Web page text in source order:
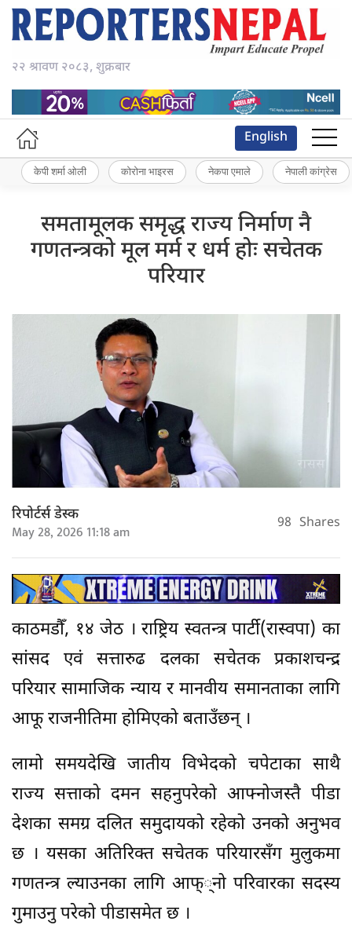
२२ श्रावण २०८३, शुक्रबार
English
केपी शर्मा ओली कोरोना भाइरस नेकपा एमाले नेपाली कांग्रेस
समतामूलक समृद्ध राज्य निर्माण नै
गणतन्त्रको मूल मर्म र धर्म होः सचेतक
परियार
रिपोर्टर्स डेस्क
May 28, 2026 11:18 am 98 Shares
काठमडौँ, १४ जेठ । राष्ट्रिय स्वतन्त्र पार्टी(रास्वपा) का
सांसद एवं सत्तारुढ दलका सचेतक प्रकाशचन्द्र
परियार सामाजिक न्याय र मानवीय समानताका लागि
आफू राजनीतिमा होमिएको बताउँछन् ।
लामो समयदेखि जातीय विभेदको चपेटाका साथै
राज्य सत्ताको दमन सहनुपरेको आफ्नोजस्तै पीडा
देशका समग्र दलित समुदायको रहेको उनको अनुभव
छ । यसका अतिरिक्त सचेतक परियारसँग मुलुकमा
गणतन्त्र ल्याउनका लागि आफ््नो परिवारका सदस्य
गुमाउनु परेको पीडासमेत छ ।